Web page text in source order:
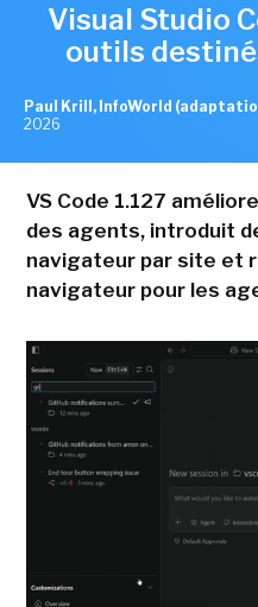
Visual Studio
outils
Paul Krill, InfoWorld
2026
VS Code 1.127
des agents, introduit
navigateur par site et
navigateur pour les